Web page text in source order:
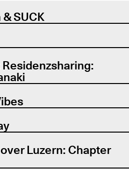
SUCK
Residenzsharing:
Luzern: Chapter